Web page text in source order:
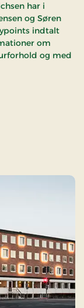
har i
og Søren
indtalt
om
og med